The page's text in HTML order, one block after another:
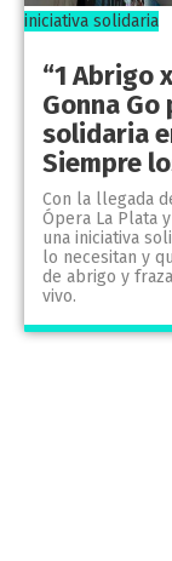
iniciativa solidaria
“1 Abrigo
Gonna
solidaria
Siempre
Con la llegada
Ópera La Plata
una iniciativa
lo necesitan y
de abrigo y
vivo.